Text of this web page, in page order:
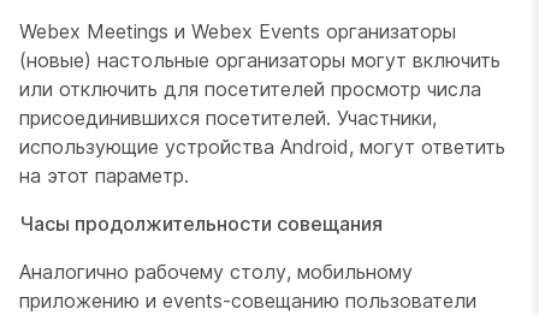
Webex Meetings и Webex Events организаторы
(новые) настольные организаторы могут включить
или отключить для посетителей просмотр числа
присоединившихся посетителей. Участники,
использующие устройства Android, могут ответить
на этот параметр.
Часы продолжительности совещания
Аналогично рабочему столу, мобильному
приложению и events-совещанию пользователи